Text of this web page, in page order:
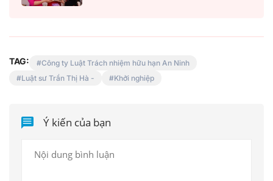
TAG:
Công ty Luật Trách nhiệm hữu hạn An Ninh
Luật sư Trần Thị Hà -
Khởi nghiệp
Ý kiến của bạn